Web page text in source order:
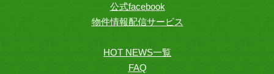
公式facebook
物件情報配信サービス
HOT NEWS一覧
FAQ